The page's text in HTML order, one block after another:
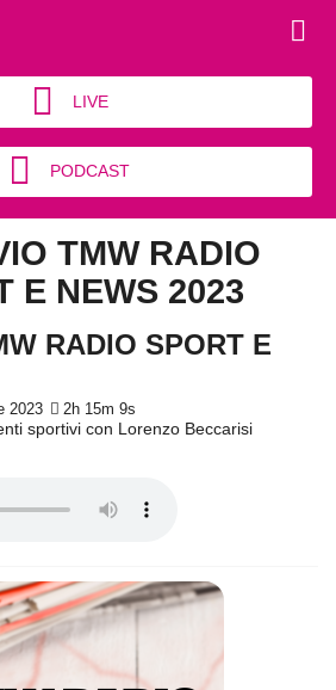
LIVE
PODCAST
TMW RADIO
E NEWS 2023
RADIO SPORT E
2023 2h 15m 9s
sportivi con Lorenzo Beccarisi